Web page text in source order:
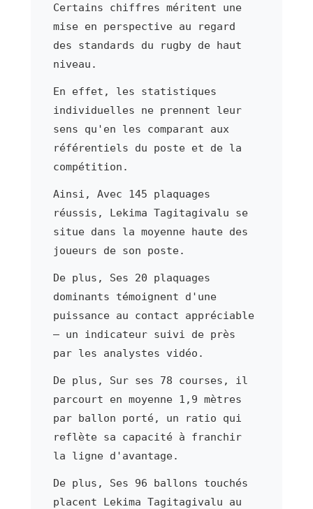
Certains chiffres méritent une
mise en perspective au regard
des standards du rugby de haut
niveau.
En effet, les statistiques
individuelles ne prennent leur
sens qu'en les comparant aux
référentiels du poste et de la
compétition.
Ainsi, Avec 145 plaquages
réussis, Lekima Tagitagivalu se
situe dans la moyenne haute des
joueurs de son poste.
De plus, Ses 20 plaquages
dominants témoignent d'une
puissance au contact appréciable
— un indicateur suivi de près
par les analystes vidéo.
De plus, Sur ses 78 courses, il
parcourt en moyenne 1,9 mètres
par ballon porté, un ratio qui
reflète sa capacité à franchir
la ligne d'avantage.
De plus, Ses 96 ballons touchés
placent Lekima Tagitagivalu au